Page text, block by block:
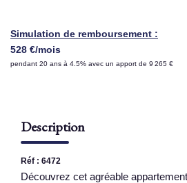
Nos
Simulation de remboursement :
528 €/mois
pendant 20 ans à 4.5% avec un apport de 9 265 €
Description
Réf : 6472
Découvrez cet agréable